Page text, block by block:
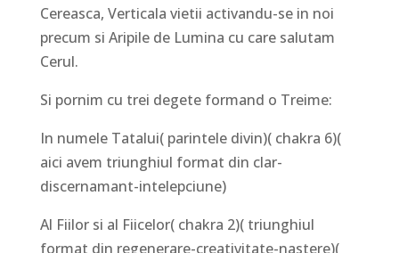
Cereasca, Verticala vietii activandu-se in noi
precum si Aripile de Lumina cu care salutam
Cerul.
Si pornim cu trei degete formand o Treime:
In numele Tatalui( parintele divin)( chakra 6)(
aici avem triunghiul format din clar-
discernamant-intelepciune)
Al Fiilor si al Fiicelor( chakra 2)( triunghiul
format din regenerare-creativitate-nastere)(